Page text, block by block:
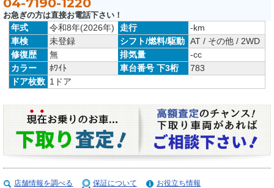
年式 令和8年(2026年) 走行
-km
車検
未登録 シフト/燃料/駆動 AT / その他 / 2WD
修復歴
無 排気量
-cc
カラー
ﾎﾜｲﾄ 車台番号 下3桁
783
ドア枚数 1ドア
お急ぎの方は直接お電話下さい！
店舗情報を調べる 保証について お役立ち情報